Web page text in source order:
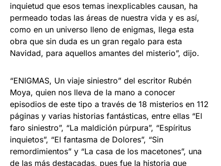
inquietud que esos temas inexplicables causan, ha
permeado todas las áreas de nuestra vida y es así,
como en un universo lleno de enigmas, llega esta
obra que sin duda es un gran regalo para esta
Navidad, para aquellos amantes del misterio”, dijo.
“ENIGMAS, Un viaje siniestro” del escritor Rubén
Moya, quien nos lleva de la mano a conocer
episodios de este tipo a través de 18 misterios en 112
páginas y varias historias fantásticas, entre ellas “El
faro siniestro”, “La maldición púrpura”, “Espíritus
inquietos”, “El fantasma de Dolores”, “Sin
remordimientos” y “La casa de los macetones”, una
de las más destacadas, pues fue la historia que